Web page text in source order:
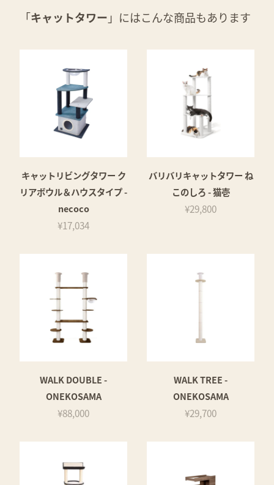
「キャットタワー 」にはこんな商品もあります
キャットリビングタワー ク
リアボウル＆ハウスタイプ -
necoco
¥17,034
バリバリキャットタワー ね
このしろ - 猫壱
¥29,800
WALK DOUBLE -
ONEKOSAMA
¥88,000
WALK TREE -
ONEKOSAMA
¥29,700